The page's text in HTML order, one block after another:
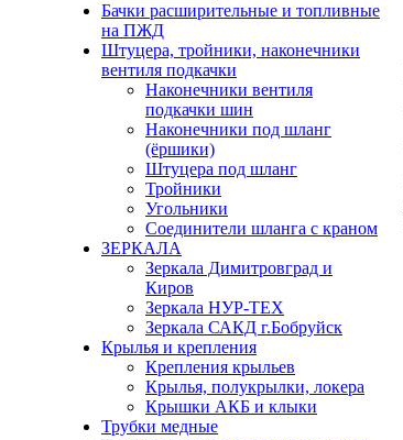
Бачки расширительные и топливные
на ПЖД
Штуцера, тройники, наконечники
вентиля подкачки
Наконечники вентиля
подкачки шин
Наконечники под шланг
(ёршики)
Штуцера под шланг
Тройники
Угольники
Соединители шланга с краном
ЗЕРКАЛА
Зеркала Димитровград и
Киров
Зеркала НУР-ТЕХ
Зеркала САКД г.Бобруйск
Крылья и крепления
Крепления крыльев
Крылья, полукрылки, локера
Крышки АКБ и клыки
Трубки медные